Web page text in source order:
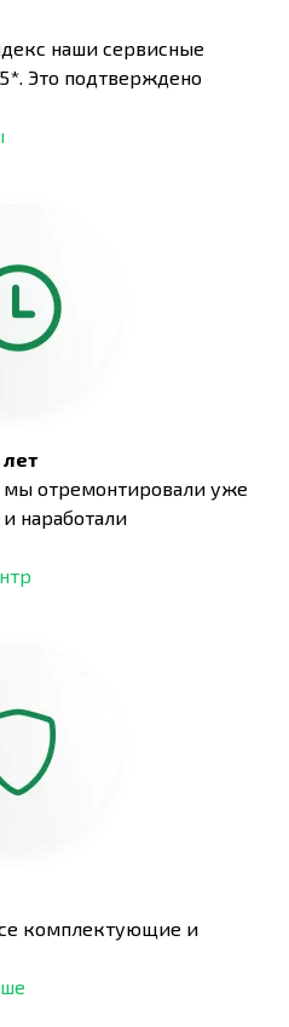
наши сервисные
Это подтверждено
мы отремонтировали уже
наработали
комплектующие и